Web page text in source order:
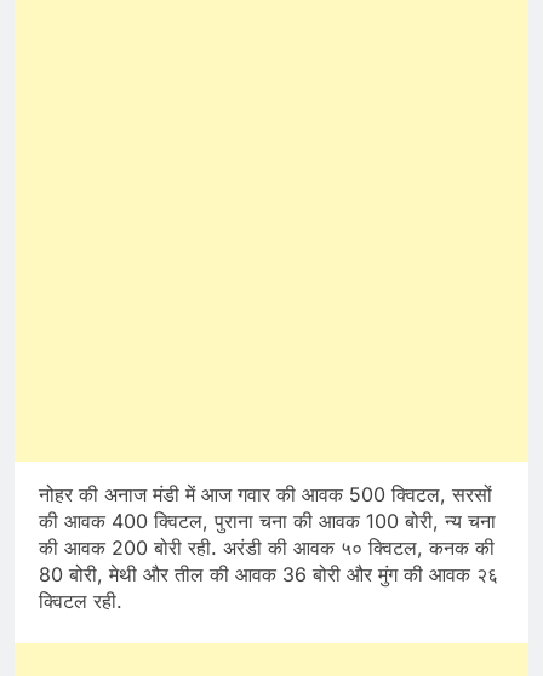
नोहर की अनाज मंडी में आज गवार की आवक 500 क्विटल, सरसों
की आवक 400 क्विटल, पुराना चना की आवक 100 बोरी, न्य चना
की आवक 200 बोरी रही. अरंडी की आवक ५० क्विटल, कनक की
80 बोरी, मेथी और तील की आवक 36 बोरी और मुंग की आवक २६
क्विटल रही.